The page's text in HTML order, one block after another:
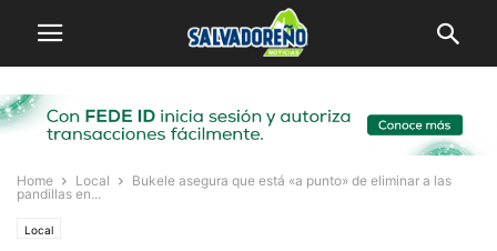
Home Local
Bukele asegura que está «a punto» de eliminar a las
pandillas en...
Local